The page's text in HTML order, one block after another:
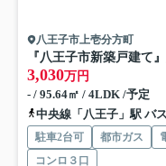
八王子市上壱分方町
3,030万円
- / 95.64㎡ / 4LDK /予定
中央線「八王子」駅 バ
駐車2台可 都市ガス
コンロ３口